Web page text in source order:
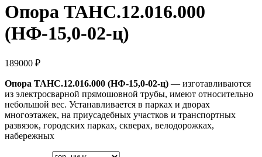
Опора ТАНС.12.016.000
(НФ-15,0-02-ц)
189000 ₽
Опора ТАНС.12.016.000 (НФ-15,0-02-ц) — изготавливаются
из электросварной прямошовной трубы, имеют относительно
небольшой вес. Устанавливается в парках и дворах
многоэтажек, на приусадебных участков и транспортных
развязок, городских парках, скверах, велодорожках,
набережных